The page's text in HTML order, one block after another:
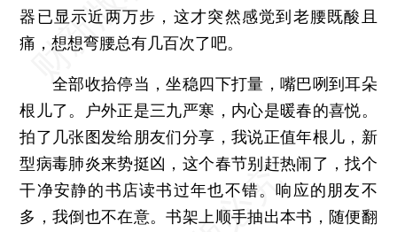
器已显示近两万步，这才突然感觉到老腰既酸且
痛，想想弯腰总有几百次了吧。
全部收拾停当，坐稳四下打量，嘴巴咧到耳朵
根儿了。户外正是三九严寒，内心是暖春的喜悦。
拍了几张图发给朋友们分享，我说正值年根儿，新
型病毒肺炎来势挺凶，这个春节别赶热闹了，找个
干净安静的书店读书过年也不错。响应的朋友不
多，我倒也不在意。书架上顺手抽出本书，随便翻